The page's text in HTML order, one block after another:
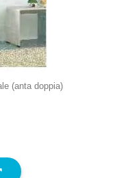
(anta doppia)